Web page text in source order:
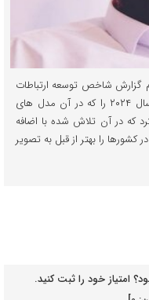
گزارش شاخص توسعه ارتباطات
و فناوری اطلاعات کشورها موسوم به IDI در سال ۲۰۲۴ را که در آن مدل های
که در آن تلاش شده با اضافه
را بهتر از قبل به تصویر
امتیاز خود را ثبت کنید.